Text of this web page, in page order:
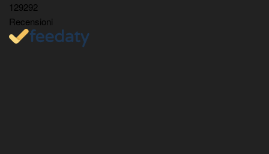
129292
Recensioni